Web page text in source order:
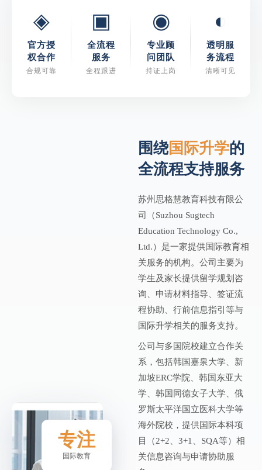
◈
官方授
权合作
合规可靠
▣
全流程
服务
全程跟进
◉
专业顾
问团队
持证上岗
◐
透明服
务流程
清晰可见
专注
国际教育
围绕国际升学的
全流程支持服务
苏州思格慧教育科技有限公
司（Suzhou Sugtech
Education Technology Co.,
Ltd.）是一家提供国际教育相
关服务的机构。公司主要为
学生及家长提供留学规划咨
询、申请材料指导、签证流
程协助、行前信息指引等与
国际升学相关的服务支持。
公司与多国院校建立合作关
系，包括韩国嘉泉大学、新
加坡ERC学院、韩国东亚大
学、韩国同德女子大学、俄
罗斯太平洋国立医科大学等
海外院校，提供国际本科项
目（2+2、3+1、SQA等）相
关信息咨询与申请协助服